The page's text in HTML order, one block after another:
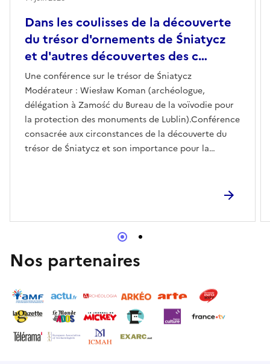
Dans les coulisses de la découverte
du trésor d'ornements de Śniatycz
et d'autres découvertes des c…
Une conférence sur le trésor de Śniatycz
Modérateur : Wiesław Koman (archéologue,
délégation à Zamość du Bureau de la voïvodie pour
la protection des monuments de Lublin).Conférence
consacrée aux circonstances de la découverte du
trésor de Śniatycz et son importance pour la
Nos partenaires